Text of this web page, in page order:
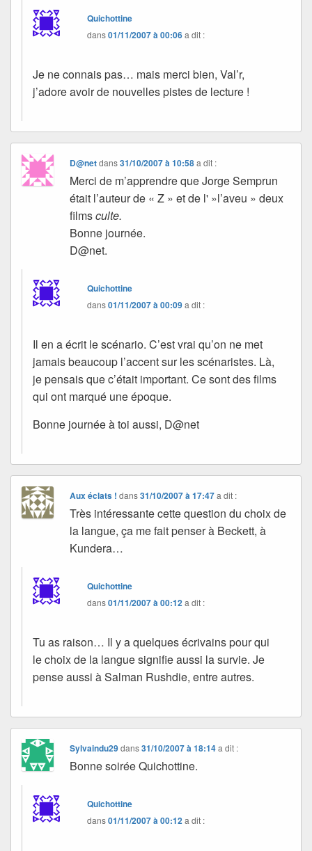
Quichottine
dans01/11/2007 à 00:06a dit :
Je ne connais pas… mais merci bien, Val’r,
j’adore avoir de nouvelles pistes de lecture !
D@netdans31/10/2007 à 10:58 a dit :
Merci de m’apprendre que Jorge Semprun
était l’auteur de « Z » et de l' »l’aveu » deux
filmsculte.
Bonne journée.
D@net.
Quichottine
dans01/11/2007 à 00:09a dit :
Il en a écrit le scénario. C’est vrai qu’on ne met
jamais beaucoup l’accent sur les scénaristes. Là,
je pensais que c’était important. Ce sont des films
qui ont marqué une époque.
Bonne journée à toi aussi, D@net
Aux éclats ! dans31/10/2007 à 17:47 a dit :
Très intéressante cette question du choix de
la langue, ça me fait penser à Beckett, à
Kundera…
Quichottine
dans01/11/2007 à 00:12a dit :
Tu as raison… Il y a quelques écrivains pour qui
le choix de la langue signifie aussi la survie. Je
pense aussi à Salman Rushdie, entre autres.
Sylvaindu29dans31/10/2007 à 18:14 a dit :
Bonne soirée Quichottine.
Quichottine
dans01/11/2007 à 00:12a dit :